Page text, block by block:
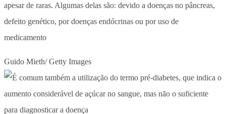
apesar de raras. Algumas delas são: devido a doenças no pâncreas,
defeito genético, por doenças endócrinas ou por uso de
medicamento
Guido Mieth/ Getty Images